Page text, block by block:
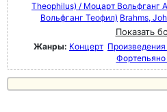
Theophilus) / Моцарт Вольфганг
Вольфганг Теофил) Brahms,
Показать
Жанры: Концерт
Фортепьяно